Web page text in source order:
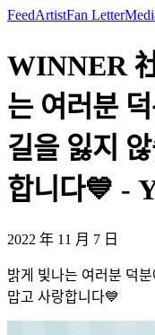
FeedArtistFan Letter
WINNER
는 여러분
길을 잃지
합니다💙 -
2022 年 11 月 7 日
밝게 빛나는 여러분 덕
맙고 사랑합니다💙